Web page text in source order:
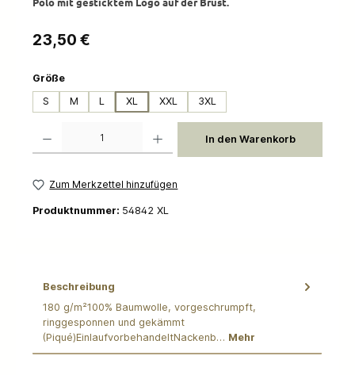
Regulärer Preis:
23,50 €
Größeauswählen
S
M L XL XXL 3XL
In den Warenkorb
Zum Merkzettel hinzufügen
Produktnummer: 54842 XL
Beschreibung
180 g/m²100% Baumwolle, vorgeschrumpft,
ringgesponnen und gekämmt
(Piqué)EinlaufvorbehandeltNackenb… Mehr